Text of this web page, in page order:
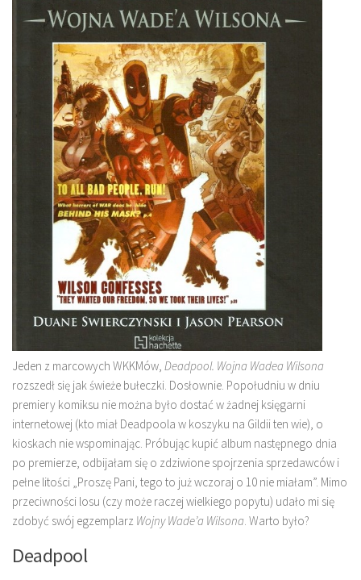
Jeden z marcowych WKKMów, Deadpool. Wojna Wadea Wilsona
rozszedł się jak świeże bułeczki. Dosłownie. Popołudniu w dniu
premiery komiksu nie można było dostać w żadnej księgarni
internetowej (kto miał Deadpoola w koszyku na Gildii ten wie), o
kioskach nie wspominając. Próbując kupić album następnego dnia
po premierze, odbijałam się o zdziwione spojrzenia sprzedawców i
pełne litości „Proszę Pani, tego to już wczoraj o 10 nie miałam”. Mimo
przeciwności losu (czy może raczej wielkiego popytu) udało mi się
zdobyć swój egzemplarz Wojny Wade’a Wilsona. Warto było?
Deadpool